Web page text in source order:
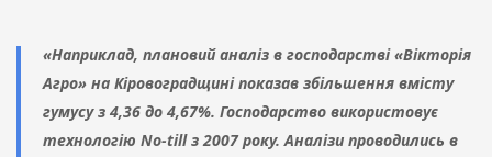
«Наприклад, плановий аналіз в господарстві «Вікторія
Агро» на Кіровоградщині показав збільшення вмісту
гумусу з 4,36 до 4,67%. Господарство використовує
технологію No-till з 2007 року. Аналізи проводились в